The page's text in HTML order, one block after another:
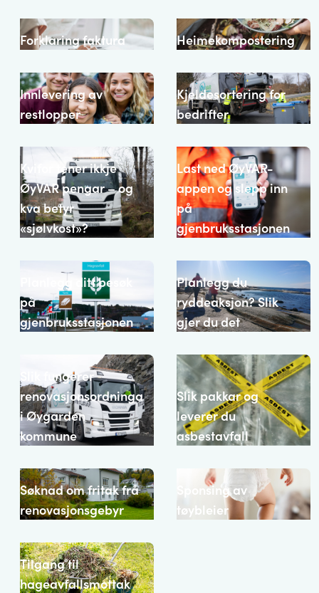
Forklaring faktura Heimekompostering
Innlevering av
restlopper
Kjeldesortering for
bedrifter
Kvifor tener ikkje
ØyVAR pengar – og
kva betyr
«sjølvkost»?
Last ned ØyVAR-
appen og slepp inn
på
gjenbruksstasjonen
Planlegg ditt besøk
på
gjenbruksstasjonen
Planlegg du
ryddeaksjon? Slik
gjer du det
Slik fungerer
renovasjonsordninga
i Øygarden
kommune
Slik pakkar og
leverer du
asbestavfall
Søknad om fritak frå
renovasjonsgebyr
Sponsing av
tøybleier
Tilgang til
hageavfallsmottak